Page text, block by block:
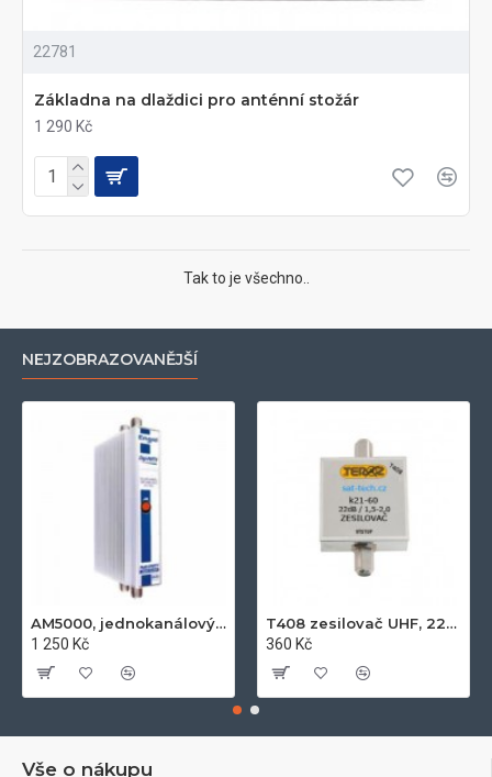
22781
Základna na dlaždici pro anténní stožár
1 290 Kč
Tak to je všechno..
NEJZOBRAZOVANĚJŠÍ
AM5000, jednokanálový zesilovač UHF k21-k60, 50dB, 122dB
1 250 Kč
T408 zesilovač UHF, 22dB
360 Kč
Vše o nákupu